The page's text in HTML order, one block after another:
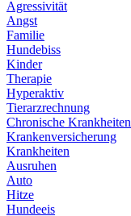
Agressivität
Angst
Familie
Hundebiss
Kinder
Therapie
Hyperaktiv
Tierarzrechnung
Chronische Krankheiten
Krankenversicherung
Krankheiten
Ausruhen
Auto
Hitze
Hundeeis